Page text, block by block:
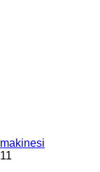
makinesi
11